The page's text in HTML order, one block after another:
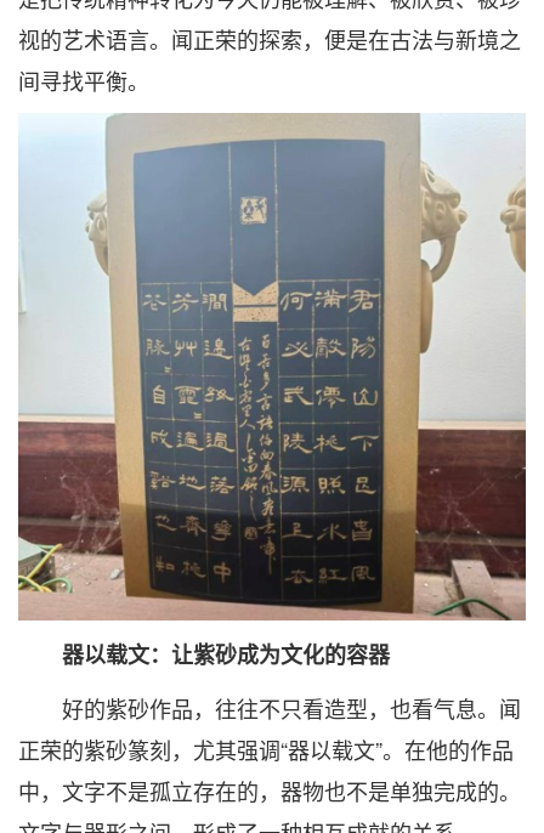
视的艺术语言。闻正荣的探索，便是在古法与新境之
间寻找平衡。
器以载文：让紫砂成为文化的容器
好的紫砂作品，往往不只看造型，也看气息。闻
正荣的紫砂篆刻，尤其强调“器以载文”。在他的作品
中，文字不是孤立存在的，器物也不是单独完成的。